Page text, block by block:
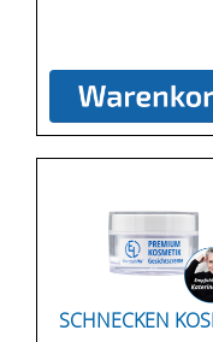
SCHNECKEN